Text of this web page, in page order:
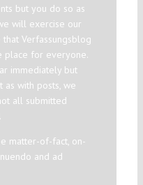
but you do so as
will exercise our
Verfassungsblog
place for everyone.
immediately but
as with posts, we
all submitted
matter-of-fact, on-
and ad